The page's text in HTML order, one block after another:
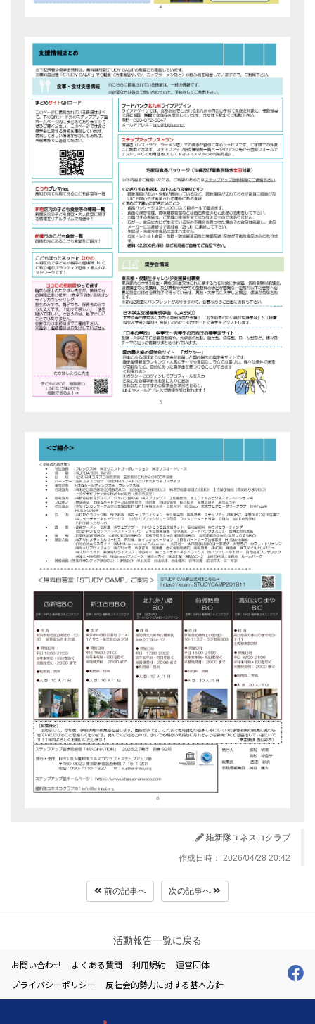
維新隊ユネスコクラブ
作成日時： 2026/04/28 20:42
前の記事へ 次の記事へ
活動報告一覧に戻る
お問い合わせ よくある質問 利用規約
運営団体
プライバシーポリシー
反社会的勢力に対する基本方針